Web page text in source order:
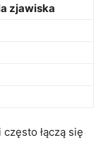
zjawiska
łączą się